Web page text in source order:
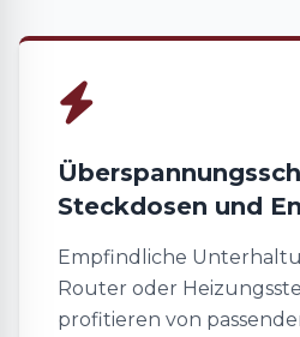
Steckdosen und
Empfindliche
Router oder
profitieren von